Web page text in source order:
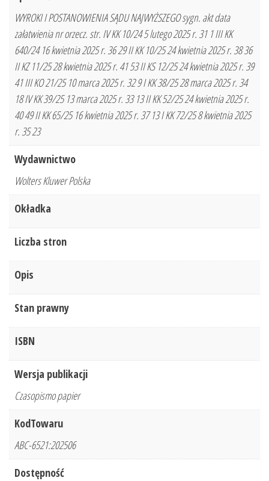
WYROKI I POSTANOWIENIA SĄDU NAJWYŻSZEGO sygn. akt data
załatwienia nr orzecz. str. IV KK 10/24 5 lutego 2025 r. 31 1 III KK
640/24 16 kwietnia 2025 r. 36 29 II KK 10/25 24 kwietnia 2025 r. 38 36
II KZ 11/25 28 kwietnia 2025 r. 41 53 II KS 12/25 24 kwietnia 2025 r. 39
41 III KO 21/25 10 marca 2025 r. 32 9 I KK 38/25 28 marca 2025 r. 34
18 IV KK 39/25 13 marca 2025 r. 33 13 II KK 52/25 24 kwietnia 2025 r.
40 49 II KK 65/25 16 kwietnia 2025 r. 37 13 I KK 72/25 8 kwietnia 2025
r. 35 23
Wydawnictwo
Wolters Kluwer Polska
Okładka
Liczba stron
Opis
Stan prawny
ISBN
Wersja publikacji
Czasopismo papier
KodTowaru
ABC-6521:202506
Dostępność